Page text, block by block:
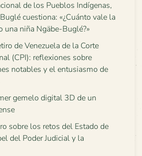
de los Pueblos Indígenas,
cuestiona: «¿Cuánto vale la
una niña Ngäbe-Buglé?»
de Venezuela de la Corte
(CPI): reflexiones sobre
notables y el entusiasmo de
gemelo digital 3D de un
sobre los retos del Estado de
del Poder Judicial y la